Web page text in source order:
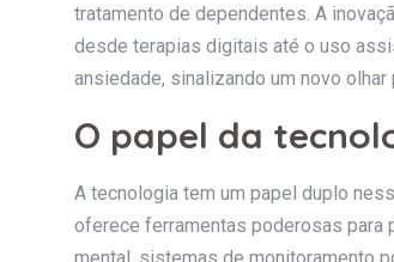
tratamento de dependentes. A
desde terapias digitais até o uso
ansiedade, sinalizando um novo olhar
O papel da
A tecnologia tem um papel duplo
oferece ferramentas poderosas para
mental, sistemas de monitoramento